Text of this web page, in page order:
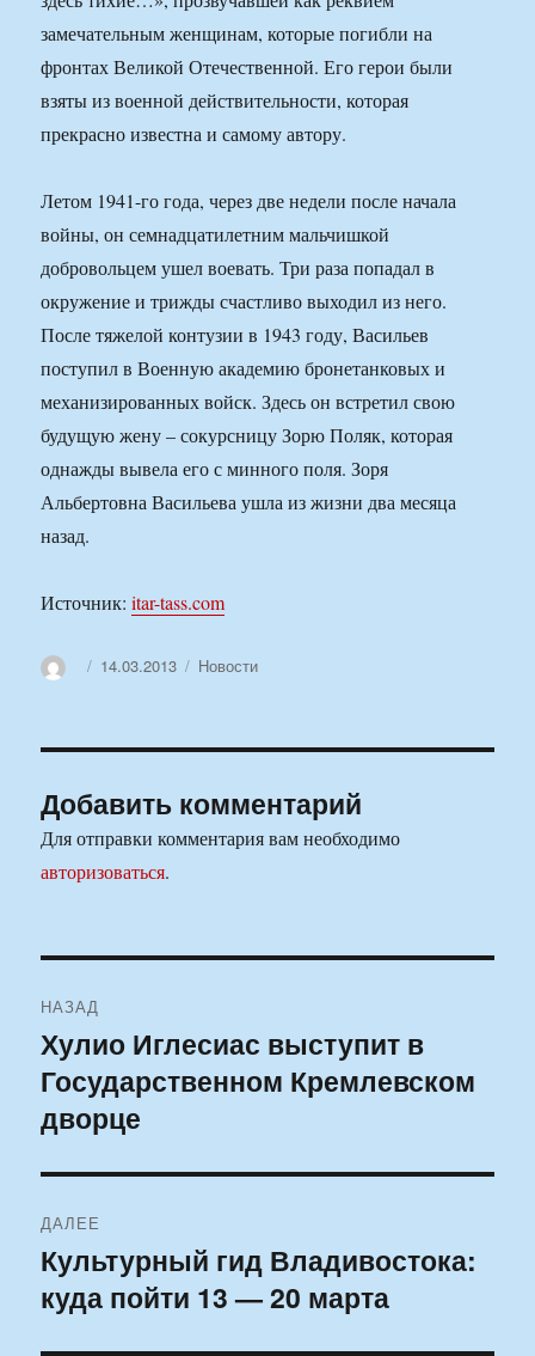
замечательным женщинам, которые погибли на
фронтах Великой Отечественной. Его герои были
взяты из военной действительности, которая
прекрасно известна и самому автору.
Летом 1941-го года, через две недели после начала
войны, он семнадцатилетним мальчишкой
добровольцем ушел воевать. Три раза попадал в
окружение и трижды счастливо выходил из него.
После тяжелой контузии в 1943 году, Васильев
поступил в Военную академию бронетанковых и
механизированных войск. Здесь он встретил свою
будущую жену – сокурсницу Зорю Поляк, которая
однажды вывела его с минного поля. Зоря
Альбертовна Васильева ушла из жизни два месяца
назад.
Источник:itar-tass.com
АвторОпубликовано
14.03.2013 Рубрики
Новости
Добавить комментарий
Для отправки комментария вам необходимо
авторизоваться.
по
записям
НАЗАД
Предыдущая
запись:
Хулио Иглесиас выступит в
Государственном Кремлевском
дворце
ДАЛЕЕ
Следующая
запись:
Культурный гид Владивостока:
куда пойти 13 — 20 марта